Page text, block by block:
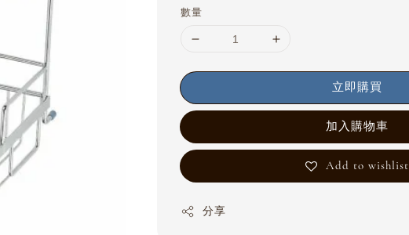
數量
立即購買
加入購物車
Add to wishlist
分享